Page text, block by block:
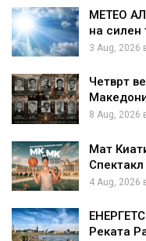
МЕТЕО
на силен
3 Aug, 2026
Четврт
8 Aug, 2026
Мат
4 Aug, 2026
Реката